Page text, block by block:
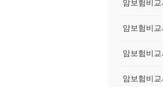
암보험비교
암보험비교
암보험비
암보험비